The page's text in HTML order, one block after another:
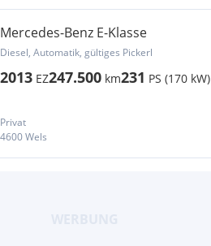
Mercedes-Benz E-Klasse
Diesel, Automatik, gültiges Pickerl
2013 EZ247.500 km231 PS (170 kW)
Privat
4600 Wels